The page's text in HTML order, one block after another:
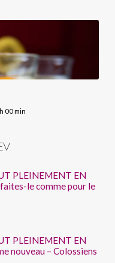
00 min
PLEINEMENT EN
le comme pour le
PLEINEMENT EN
nouveau – Colossiens